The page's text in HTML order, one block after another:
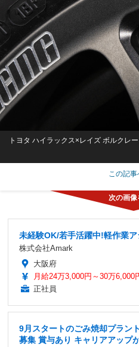
トヨタ ハイラックス×レイズ ボルクレ
この記
未経験OK/若手活躍中!軽作業
株式会社Amark
大阪府
月給24万3,000円～30万6,000
正社員
9月スタートのごみ焼却プラン
募集 賞与あり キャリアアップ